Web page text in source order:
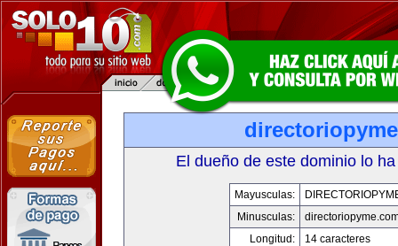
El dueño de este dominio lo
Mayusculas:
Minusculas:
Longitud:
14 caracteres